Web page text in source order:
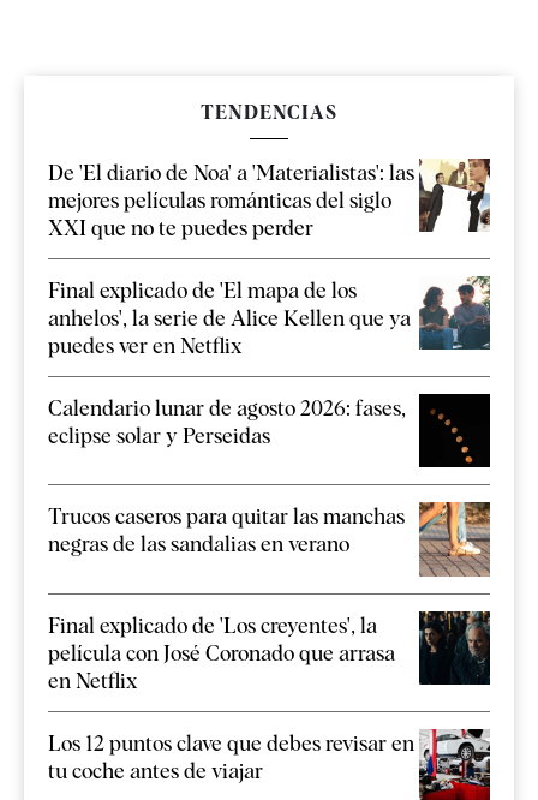
TENDENCIAS
De 'El diario de Noa' a 'Materialistas': las
mejores películas románticas del siglo
XXI que no te puedes perder
Final explicado de 'El mapa de los
anhelos', la serie de Alice Kellen que ya
puedes ver en Netflix
Calendario lunar de agosto 2026: fases,
eclipse solar y Perseidas
Trucos caseros para quitar las manchas
negras de las sandalias en verano
Final explicado de 'Los creyentes', la
película con José Coronado que arrasa
en Netflix
Los 12 puntos clave que debes revisar en
tu coche antes de viajar